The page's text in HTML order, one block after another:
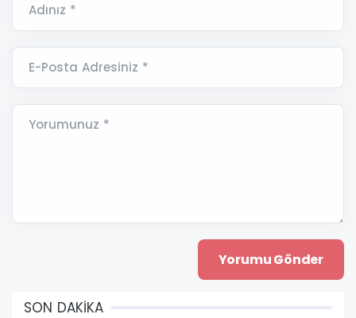
Adınız *
E-Posta Adresiniz *
Yorumunuz *
SON DAKİKA